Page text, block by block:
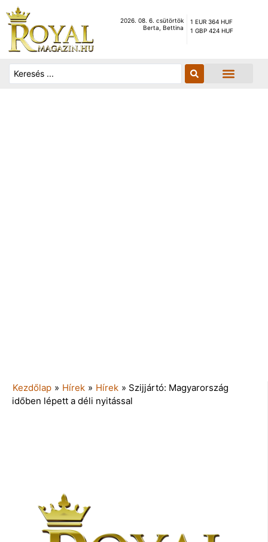
2026. 08. 6. csütörtök
Berta, Bettina
1 EUR 364 HUF
1 GBP 424 HUF
Kezdőlap » Hírek » Hírek » Szijjártó: Magyarország
időben lépett a déli nyitással